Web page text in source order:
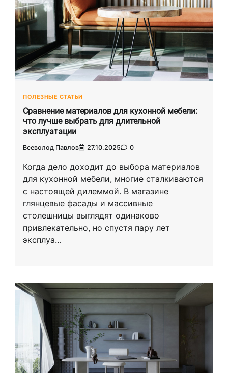
ПОЛЕЗНЫЕ СТАТЬИ
Сравнение материалов для кухонной мебели:
что лучше выбрать для длительной
эксплуатации
Всеволод Павлов 27.10.2025 0
Когда дело доходит до выбора материалов
для кухонной мебели, многие сталкиваются
с настоящей дилеммой. В магазине
глянцевые фасады и массивные
столешницы выглядят одинаково
привлекательно, но спустя пару лет
эксплуа…